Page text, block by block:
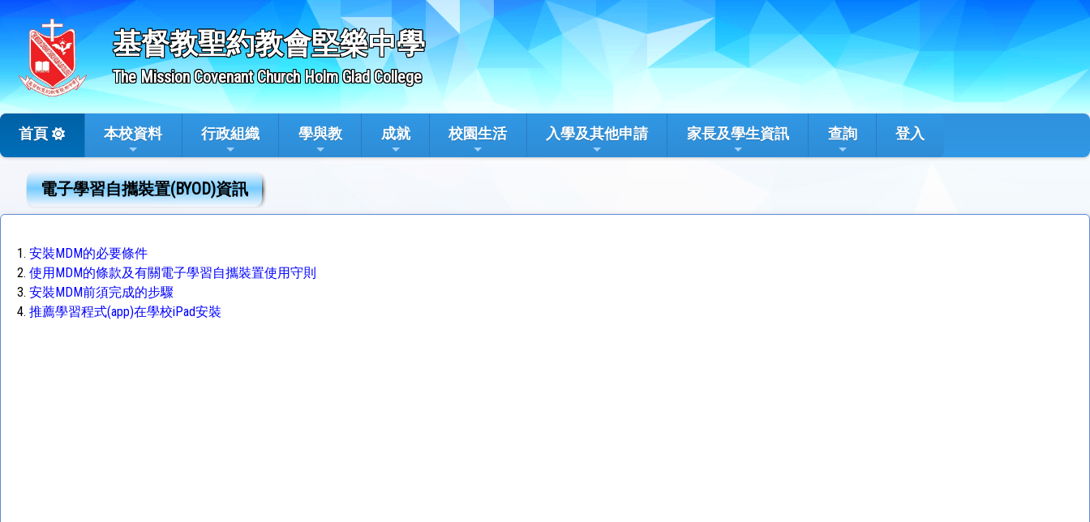
基督教聖約教會堅樂中學
The Mission Covenant Church Holm Glad College
首頁 本校資料 行政組織 學與教 成就 校園生活 入學及其他申請 家長及學生資訊 查詢 登入
電子學習自攜裝置(BYOD)資訊
1. 安裝MDM的必要條件
2. 使用MDM的條款及有關電子學習自攜裝置使用守則
3. 安裝MDM前須完成的步驟
4. 推薦學習程式(app)在學校iPad安裝